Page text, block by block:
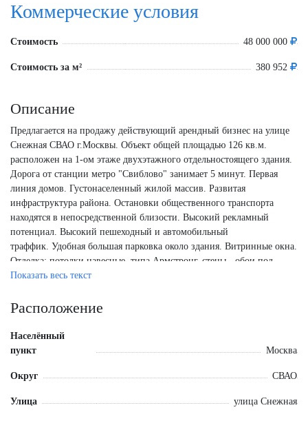
Коммерческие условия
Стоимость 48 000 000
Стоимость за м² 380 952
Описание
Предлагается на продажу действующий арендный бизнес на улице
Снежная СВАО г.Москвы. Объект общей площадью 126 кв.м.
расположен на 1-ом этаже двухэтажного отдельностоящего здания.
Дорога от станции метро "Свиблово" занимает 5 минут. Первая
линия домов. Густонаселенный жилой массив. Развитая
инфраструктура района. Остановки общественного транспорта
находятся в непосредственной близости. Высокий рекламный
потенциал. Высокий пешеходный и автомобильный
траффик. Удобная большая парковка около здания. Витринные окна.
Отделка: потолки навесные, типа Армстронг, стены - обои под
покраску, напольное покрытие -плитка. Центральное отопление,
вентиляция. Кондиционирование: предусмотрена мультизональная
датчики охраны на окнах. Земельно-правовые отношения:
земельный участок (под зданием) предоставлен в долгосрочную
Показать весь текст
Расположение
Населённый
пункт
Москва
Округ СВАО
Улица улица Снежная